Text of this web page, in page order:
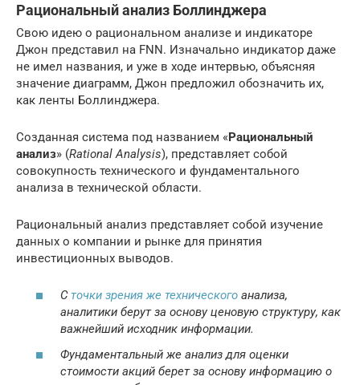
Рациональный анализ Боллинджера
Свою идею о рациональном анализе и индикаторе
Джон представил на FNN. Изначально индикатор даже
не имел названия, и уже в ходе интервью, объясняя
значение диаграмм, Джон предложил обозначить их,
как ленты Боллинджера.
Созданная система под названием «Рациональный
анализ» (Rational Analysis), представляет собой
совокупность технического и фундаментального
анализа в технической области.
Рациональный анализ представляет собой изучение
данных о компании и рынке для принятия
инвестиционных выводов.
Сточки зрения же технического анализа,
аналитики берут за основу ценовую структуру, как
важнейший исходник информации.
Фундаментальный же анализ для оценки
стоимости акций берет за основу информацию о